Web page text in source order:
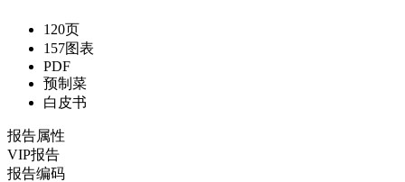
120页
157图表
PDF
预制菜
白皮书
报告属性
VIP报告
报告编码